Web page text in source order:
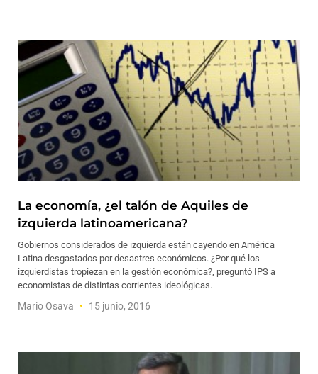
La economía, ¿el talón de Aquiles de
izquierda latinoamericana?
Gobiernos considerados de izquierda están cayendo en América
Latina desgastados por desastres económicos. ¿Por qué los
izquierdistas tropiezan en la gestión económica?, preguntó IPS a
economistas de distintas corrientes ideológicas.
Mario Osava 15 junio, 2016